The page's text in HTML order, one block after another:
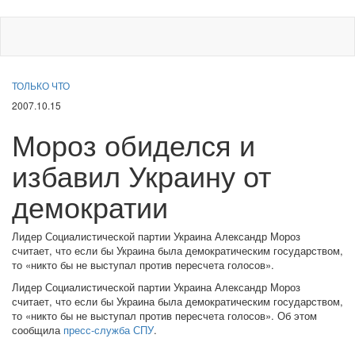
ТОЛЬКО ЧТО
2007.10.15
Мороз обиделся и
избавил Украину от
демократии
Лидер Социалистической партии Украина Александр Мороз
считает, что если бы Украина была демократическим государством,
то «никто бы не выступал против пересчета голосов».
Лидер Социалистической партии Украина Александр Мороз
считает, что если бы Украина была демократическим государством,
то «никто бы не выступал против пересчета голосов». Об этом
сообщила пресс-служба СПУ.